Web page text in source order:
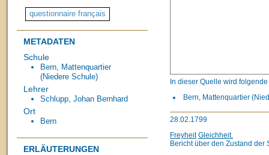
METADATEN
Schule
Bern, Mattenquartier
(Niedere Schule)
Lehrer
Schlupp, Johan Bernhard
Ort
Bern
ERLÄUTERUNGEN
In dieser Quelle wird
Bern, Mattenquartier
28.02.1799
Freyheit Gleichheit.
Bericht über den Zustand der